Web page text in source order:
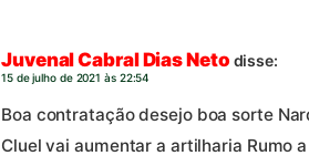
Juvenal Cabral Dias Neto disse:
15 de julho de 2021 às 22:54
Boa contratação desejo boa sorte
Cluel vai aumentar a artilharia Rumo